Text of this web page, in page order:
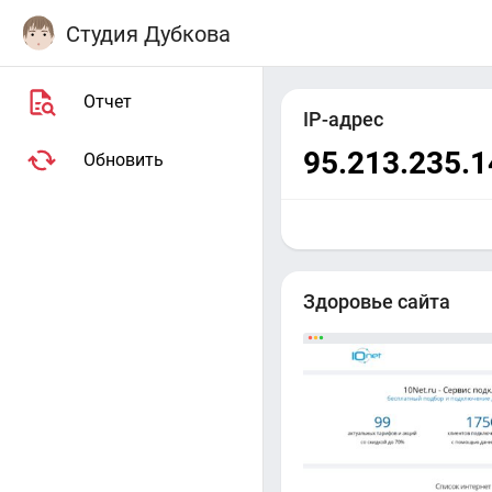
Студия Дубкова
Отчет
Обновить
IP-адрес
Здоровье сайта